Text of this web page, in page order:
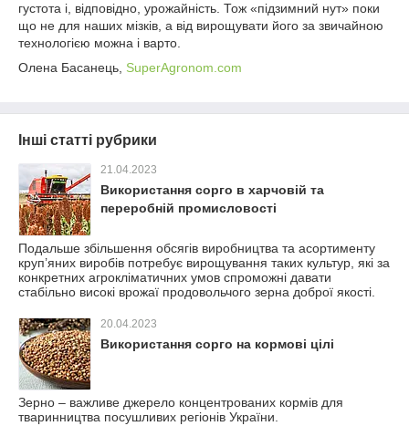
густота і, відповідно, урожайність. Тож «підзимний нут» поки
що не для наших мізків, а від вирощувати його за звичайною
технологією можна і варто.
Олена Басанець, SuperAgronom.com
Інші статті рубрики
21.04.2023
Використання сорго в харчовій та
переробній промисловості
Подальше збільшення обсягів виробництва та асортименту
круп’яних виробів потребує вирощування таких культур, які за
конкретних агрокліматичних умов спроможні давати
стабільно високі врожаї продовольчого зерна доброї якості.
20.04.2023
Використання сорго на кормові цілі
Зерно – важливе джерело концентрованих кормів для
тваринництва посушливих регіонів України.